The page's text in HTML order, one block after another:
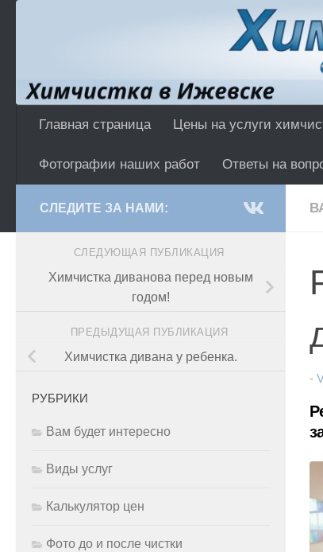
Главная страница Цены на услуги
Фотографии наших работ Ответы на
-
СЛЕДИТЕ ЗА НАМИ:
СЛЕДУЮЩАЯ ПУБЛИКАЦИЯ
Химчистка диванова перед новым
годом!
ПРЕДЫДУЩАЯ ПУБЛИКАЦИЯ
Химчистка дивана у ребенка.
РУБРИКИ
Вам будет интересно
Виды услуг
Калькулятор цен
Фото до и после чистки